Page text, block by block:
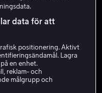
data för att
positionering. Aktivt
Lagra
en enhet.
reklam- och
målgrupp och